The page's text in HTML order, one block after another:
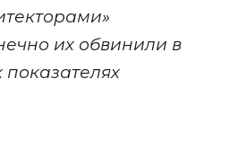
их обвинили в